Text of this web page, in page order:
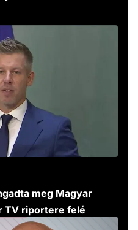
meg Magyar
TV riportere felé